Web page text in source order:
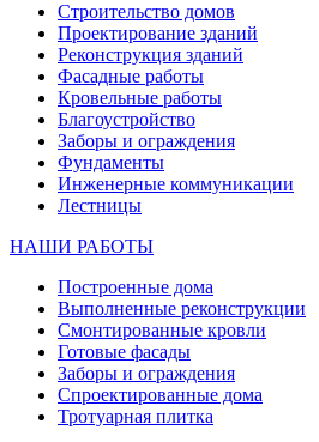
Строительство домов
Проектирование зданий
Реконструкция зданий
Фасадные работы
Кровельные работы
Благоустройство
Заборы и ограждения
Фундаменты
Инженерные коммуникации
Лестницы
НАШИ РАБОТЫ
Построенные дома
Выполненные реконструкции
Смонтированные кровли
Готовые фасады
Заборы и ограждения
Спроектированные дома
Тротуарная плитка